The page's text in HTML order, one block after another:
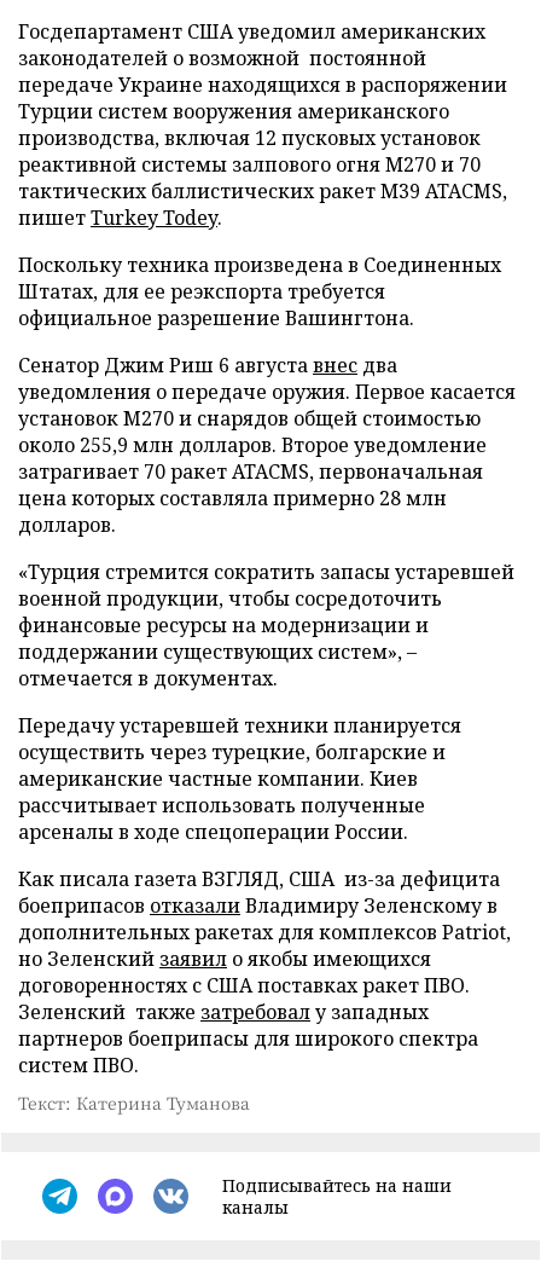
Госдепартамент США уведомил американских
законодателей о возможной постоянной
передаче Украине находящихся в распоряжении
Турции систем вооружения американского
производства, включая 12 пусковых установок
реактивной системы залпового огня М270 и 70
тактических баллистических ракет М39 ATACMS,
пишетTurkey Todey.
Поскольку техника произведена в Соединенных
Штатах, для ее реэкспорта требуется
официальное разрешение Вашингтона.
Сенатор Джим Риш 6 августавнес два
уведомления о передаче оружия. Первое касается
установок M270 и снарядов общей стоимостью
около 255,9 млн долларов. Второе уведомление
затрагивает 70 ракет ATACMS, первоначальная
цена которых составляла примерно 28 млн
долларов.
«Турция стремится сократить запасы устаревшей
военной продукции, чтобы сосредоточить
финансовые ресурсы на модернизации и
поддержании существующих систем», –
отмечается в документах.
Передачу устаревшей техники планируется
осуществить через турецкие, болгарские и
американские частные компании. Киев
рассчитывает использовать полученные
арсеналы в ходе спецоперации России.
Как писала газета ВЗГЛЯД, США из-за дефицита
боеприпасов отказалиВладимиру Зеленскому в
дополнительных ракетах для комплексов Patriot,
но Зеленский заявил о якобы имеющихся
договоренностях с США поставках ракет ПВО.
Зеленский также затребовалу западных
партнеров боеприпасы для широкого спектра
систем ПВО.
Текст: Катерина Туманова
Подписывайтесь на наши
каналы